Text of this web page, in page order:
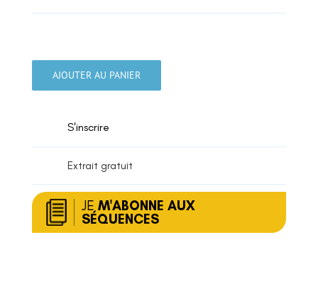
AJOUTER AU PANIER
S'inscrire
Extrait gratuit
JE M'ABONNE AUX
SÉQUENCES